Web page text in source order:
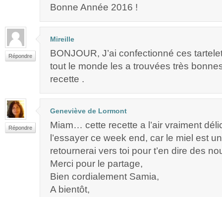
Bonne Année 2016 !
Répondre
Mireille
BONJOUR, J’ai confectionné ces
tout le monde les a trouvées très
recette .
Répondre
Geneviève de Lormont
Miam… cette recette a l’air vraiment
l’essayer ce week end, car le miel est
retournerai vers toi pour t’en dire des
Merci pour le partage,
Bien cordialement Samia,
A bientôt,